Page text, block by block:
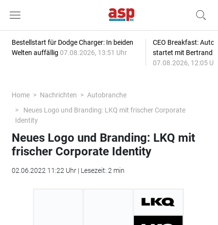
Bestellstart für Dodge Charger: In beiden
Welten auffällig 07.08.2026, 13:51 Uhr
CEO Breakfast:
startet mit Bertrand
07.08.2026, 12:05
Home Nachrichten
Autobranche
Neues Logo und Branding: LKQ mit frischer Corporate
Identity
Neues Logo und Branding: LKQ mit
frischer Corporate Identity
02.06.2022 11:22 Uhr | Lesezeit: 2 min